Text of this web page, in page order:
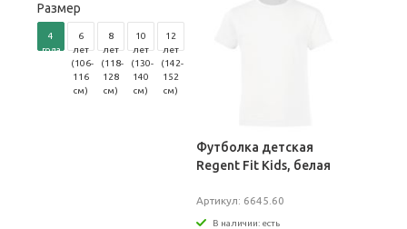
Размер
4
года
6
лет
(106-
116
см)
8
лет
(118-
128
см)
10
лет
(130-
140
см)
12
лет
(142-
152
см)
Футболка детская
Regent Fit Kids, белая
Артикул: 6645.60
В наличии: есть